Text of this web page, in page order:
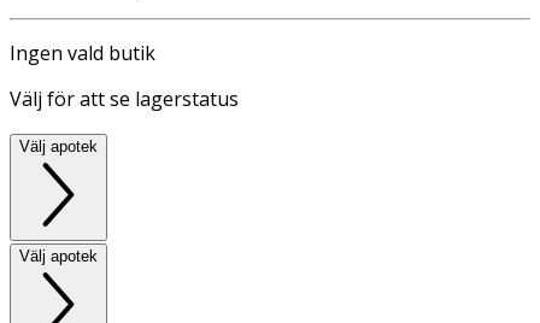
Ingen vald butik
Välj för att se lagerstatus
Välj apotek
Välj apotek